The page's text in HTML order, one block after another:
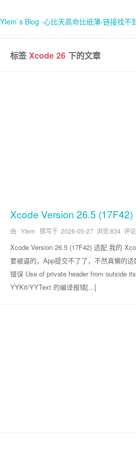
YIem`s Blog -心比天高命比纸薄-链接找不
首页
标签Xcode 26 下的文章
Xcode Version 26.5 (17F42)
由 YIem 撰写于 2026-05-27 浏览:834 评
Xcode Version 26.5 (17F42) 适配 我的
要被逼的，App提交不了了，不然真懒的
错误 Use of private header from outside
YYKit/YYText 的编译报错[...]